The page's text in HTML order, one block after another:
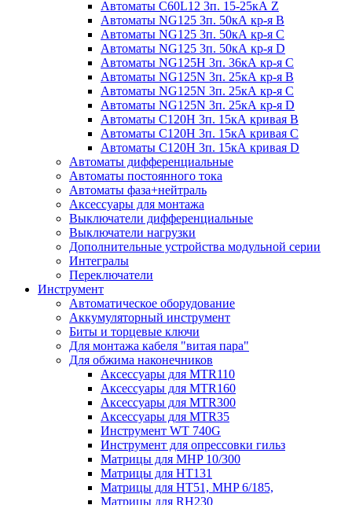
Автоматы C60L12 3п. 15-25кА Z
Автоматы NG125 3п. 50кА кр-я B
Автоматы NG125 3п. 50кА кр-я C
Автоматы NG125 3п. 50кА кр-я D
Автоматы NG125H 3п. 36кА кр-я C
Автоматы NG125N 3п. 25кА кр-я B
Автоматы NG125N 3п. 25кА кр-я C
Автоматы NG125N 3п. 25кА кр-я D
Автоматы С120Н 3п. 15кА кривая B
Автоматы С120Н 3п. 15кА кривая C
Автоматы С120Н 3п. 15кА кривая D
Автоматы дифференциальные
Автоматы постоянного тока
Автоматы фаза+нейтраль
Аксессуары для монтажа
Выключатели дифференциальные
Выключатели нагрузки
Дополнительные устройства модульной серии
Интегралы
Переключатели
Инструмент
Автоматическое оборудование
Аккумуляторный инструмент
Биты и торцевые ключи
Для монтажа кабеля "витая пара"
Для обжима наконечников
Аксессуары для MTR110
Аксессуары для MTR160
Аксессуары для MTR300
Аксессуары для MTR35
Инструмент WT 740G
Инструмент для опрессовки гильз
Матрицы для MHP 10/300
Матрицы для НТ131
Матрицы для НТ51, MHP 6/185,
Матрицы для RH230